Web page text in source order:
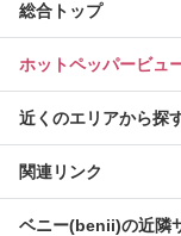
総合トップ
ホットペッパービュ
近くのエリアから探
関連リンク
ベニー(benii)の近隣